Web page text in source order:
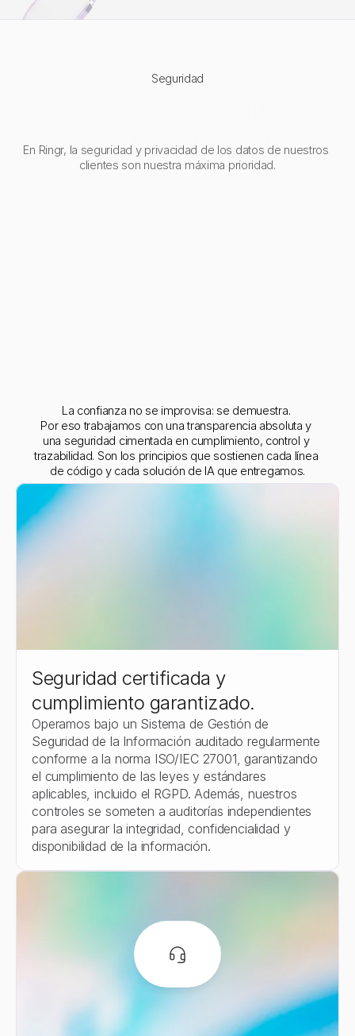
Ringr Pro Más conversiones, mejor calidad, menos intervención
Seguridad
no darás nada por perdido.
En Ringr, la seguridad y privacidad de los datos de nuestros
clientes son nuestra máxima prioridad.
La confianza no se improvisa: se demuestra.
Por eso trabajamos con una transparencia absoluta y
una seguridad cimentada en cumplimiento, control y
trazabilidad. Son los principios que sostienen cada línea
de código y cada solución de IA que entregamos.
Seguridad certificada y
cumplimiento garantizado.
Operamos bajo un Sistema de Gestión de
Seguridad de la Información auditado regularmente
conforme a la norma ISO/IEC 27001, garantizando
el cumplimiento de las leyes y estándares
aplicables, incluido el RGPD. Además, nuestros
controles se someten a auditorías independientes
para asegurar la integridad, confidencialidad y
disponibilidad de la información.